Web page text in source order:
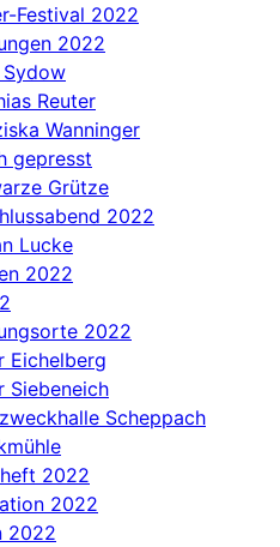
Festival 2022
2022
Sydow
Reuter
Wanninger
gepresst
Grütze
2022
Lucke
2022
2022
Eichelberg
Siebeneich
Scheppach
2022
2022
2022